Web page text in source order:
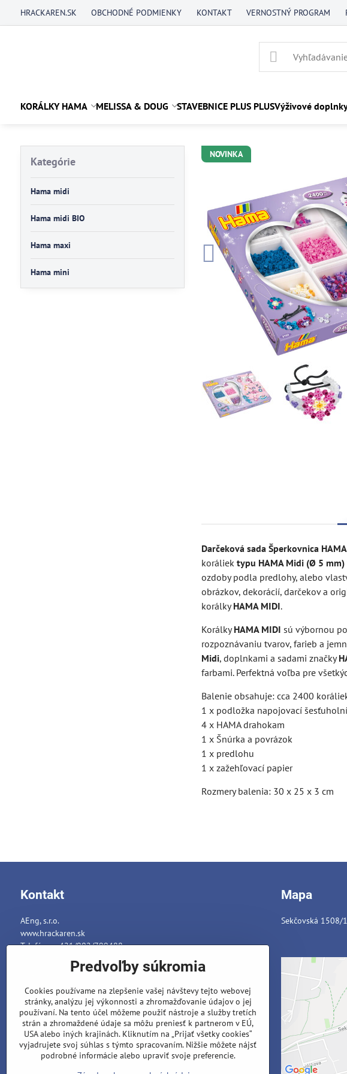
HRACKAREN.SK OBCHODNÉ PODMIENKY KONTAKT VERNOSTNÝ PROGRAM
KORÁLKY HAMA MELISSA & DOUG STAVEBNICE PLUS PLUSVýživové
NOVINKA
Darčeková sada Šperkovnica HAMA
koráliektypu HAMA Midi (Ø 5 mm)
ozdoby podla predlohy, alebo
obrázkov, dekorácií, darčekov a
korálkyHAMA MIDI.
KorálkyHAMA MIDI sú výbornou
rozpoznávaniu tvarov, farieb a
Midi, doplnkami a sadami značky
farbami. Perfektná voľba pre
Balenie obsahuje: cca 2400
1 x podložka napojovací
4 x HAMA drahokam
1 x Šnúrka a povrázok
1 x predlohu
1 x zažehľovací papier
Rozmery balenia: 30 x 25 x 3 cm
Kategórie
Hama midi
Hama midi BIO
Hama maxi
Hama mini
Kontakt
AEng, s.r.o.
www.hrackaren.sk
Telefón: ++421/902/799488
info@hrackaren.sk
Ochrana osobných údajov
Reklamačný poriadok
Formuláre
Mapa
Sekčovská 1508/
Predvoľby súkromia
Cookies používame na zlepšenie vašej návštevy tejto webovej
stránky, analýzu jej výkonnosti a zhromažďovanie údajov o jej
používaní. Na tento účel môžeme použiť nástroje a služby tretích
strán a zhromaždené údaje sa môžu preniesť k partnerom v EÚ,
USA alebo iných krajinách. Kliknutím na „Prijať všetky cookies“
vyjadrujete svoj súhlas s týmto spracovaním. Nižšie môžete nájsť
podrobné informácie alebo upraviť svoje preferencie.